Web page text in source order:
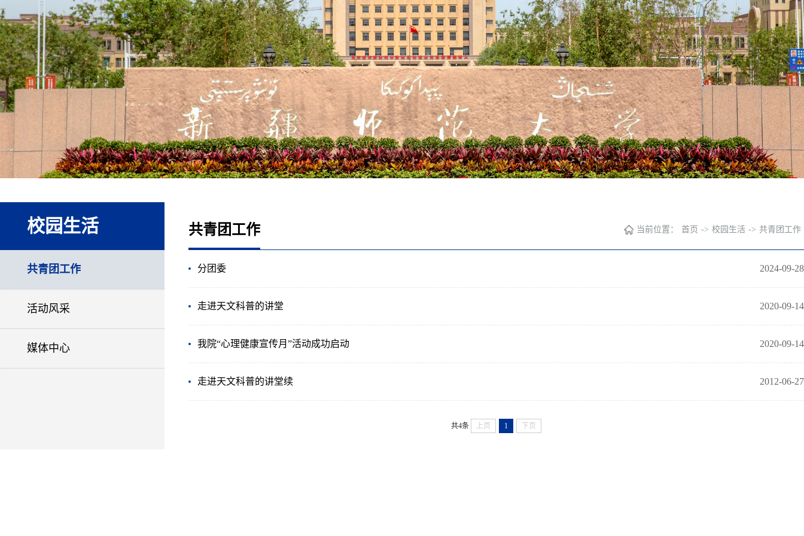
校园生活
共青团工作
活动风采
媒体中心
共青团工作 当前位置： 首页 -> 校园生活 -> 共青团工作
2024-09-28
分团委
2020-09-14
走进天文科普的讲堂
2020-09-14
我院“心理健康宣传月”活动成功启动
2012-06-27
走进天文科普的讲堂续
共4条 上页 1 下页